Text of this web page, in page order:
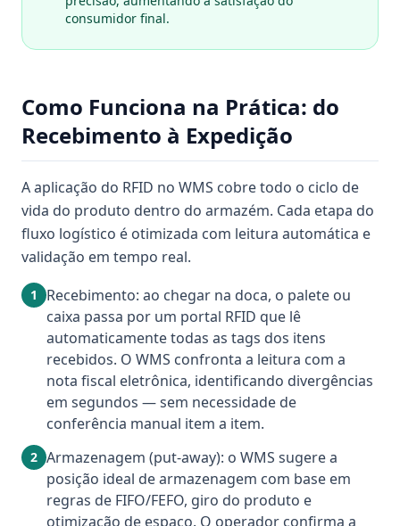
consumidor final.
Como Funciona na Prática: do
Recebimento à Expedição
A aplicação do RFID no WMS cobre todo o ciclo de
vida do produto dentro do armazém. Cada etapa do
fluxo logístico é otimizada com leitura automática e
validação em tempo real.
1
Recebimento: ao chegar na doca, o palete ou
caixa passa por um portal RFID que lê
automaticamente todas as tags dos itens
recebidos. O WMS confronta a leitura com a
nota fiscal eletrônica, identificando divergências
em segundos — sem necessidade de
conferência manual item a item.
2 Armazenagem (put-away): o WMS sugere a
posição ideal de armazenagem com base em
regras de FIFO/FEFO, giro do produto e
otimização de espaço. O operador confirma a